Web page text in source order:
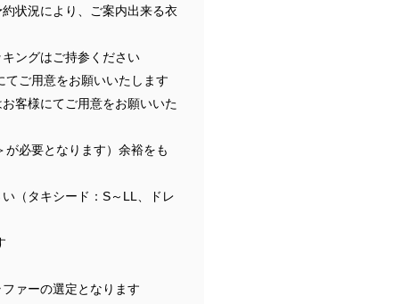
状況により、ご案内出来る衣
ングはご持参ください
ご用意をお願いいたします
客様にてご用意をお願いいた
必要となります）余裕をも
（タキシード：S～LL、ドレ
ァーの選定となります